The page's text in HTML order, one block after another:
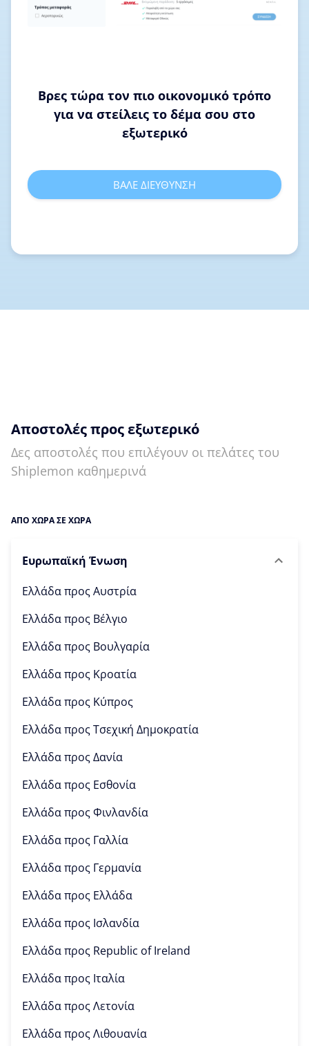
Βρες τώρα τον πιο οικονομικό τρόπο
για να στείλεις το δέμα σου στο
εξωτερικό
ΒΑΛΕ ΔΙΕΥΘΥΝΣΗ
Αποστολές προς εξωτερικό
Δες αποστολές που επιλέγουν οι πελάτες του
Shiplemon καθημερινά
ΑΠΟ ΧΩΡΑ ΣΕ ΧΩΡΑ
Ευρωπαϊκή Ένωση
Ελλάδα προςΑυστρία
Ελλάδα προς Βέλγιο
Ελλάδα προς Βουλγαρία
Ελλάδα προς Κροατία
Ελλάδα προς Κύπρος
Ελλάδα προςΤσεχική Δημοκρατία
Ελλάδα προςΔανία
Ελλάδα προς Εσθονία
Ελλάδα προςΦινλανδία
Ελλάδα προς Γαλλία
Ελλάδα προς Γερμανία
Ελλάδα προς Ελλάδα
Ελλάδα προς Ισλανδία
Ελλάδα προς Republic of Ireland
Ελλάδα προς Ιταλία
Ελλάδα προςΛετονία
Ελλάδα προςΛιθουανία